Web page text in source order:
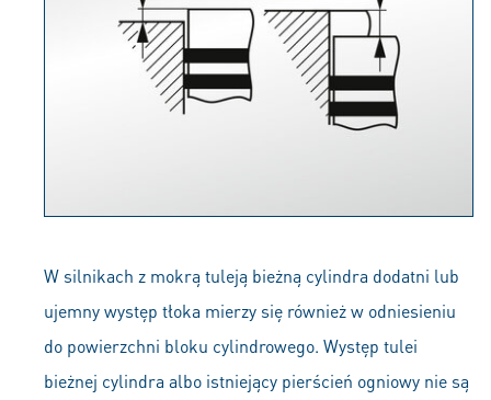
W silnikach z mokrą tuleją bieżną cylindra dodatni lub
ujemny występ tłoka mierzy się również w odniesieniu
do powierzchni bloku cylindrowego. Występ tulei
bieżnej cylindra albo istniejący pierścień ogniowy nie są